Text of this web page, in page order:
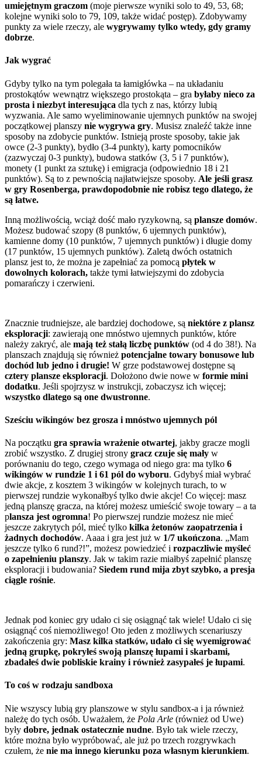
umiejętnym graczom (moje pierwsze wyniki solo to 49, 53, 68;
kolejne wyniki solo to 79, 109, także widać postęp). Zdobywamy
punkty za wiele rzeczy, ale wygrywamy tylko wtedy, gdy gramy
dobrze.
Jak wygrać
Gdyby tylko na tym polegała ta łamigłówka – na układaniu
prostokątów wewnątrz większego prostokąta – gra byłaby nieco za
prosta i niezbyt interesująca dla tych z nas, którzy lubią
wyzwania. Ale samo wyeliminowanie ujemnych punktów na swojej
początkowej planszy nie wygrywa gry. Musisz znaleźć także inne
sposoby na zdobycie punktów. Istnieją proste sposoby, takie jak
owce (2-3 punkty), bydło (3-4 punkty), karty pomocników
(zazwyczaj 0-3 punkty), budowa statków (3, 5 i 7 punktów),
monety (1 punkt za sztukę) i emigracja (odpowiednio 18 i 21
punktów). Są to z pewnością najłatwiejsze sposoby. Ale jeśli grasz
w gry Rosenberga, prawdopodobnie nie robisz tego dlatego, że
są łatwe.
Inną możliwością, wciąż dość mało ryzykowną, są plansze domów.
Możesz budować szopy (8 punktów, 6 ujemnych punktów),
kamienne domy (10 punktów, 7 ujemnych punktów) i długie domy
(17 punktów, 15 ujemnych punktów). Zaletą dwóch ostatnich
plansz jest to, że można je zapełniać za pomocą płytek w
dowolnych kolorach, także tymi łatwiejszymi do zdobycia
pomarańczy i czerwieni.
Znacznie trudniejsze, ale bardziej dochodowe, są niektóre z plansz
eksploracji: zawierają one mnóstwo ujemnych punktów, które
należy zakryć, ale mają też stałą liczbę punktów (od 4 do 38!). Na
planszach znajdują się również potencjalne towary bonusowe lub
dochód lub jedno i drugie! W grze podstawowej dostępne są
cztery plansze eksploracji. Dołożono dwie nowe w formie mini
dodatku. Jeśli spojrzysz w instrukcji, zobaczysz ich więcej;
wszystko dlatego są one dwustronne.
Sześciu wikingów bez grosza i mnóstwo ujemnych pól
Na początku gra sprawia wrażenie otwartej, jakby gracze mogli
zrobić wszystko. Z drugiej strony gracz czuje się mały w
porównaniu do tego, czego wymaga od niego gra: ma tylko 6
wikingów w rundzie 1 i 61 pól do wyboru. Gdybyś miał wybrać
dwie akcje, z kosztem 3 wikingów w kolejnych turach, to w
pierwszej rundzie wykonałbyś tylko dwie akcje! Co więcej: masz
jedną planszę gracza, na której możesz umieścić swoje towary – a ta
plansza jest ogromna! Po pierwszej rundzie możesz nie mieć
jeszcze zakrytych pól, mieć tylko kilka żetonów zaopatrzenia i
żadnych dochodów. Aaaa i gra jest już w 1/7 ukończona. „Mam
jeszcze tylko 6 rund?!”, możesz powiedzieć i rozpaczliwie myśleć
o zapełnieniu planszy. Jak w takim razie miałbyś zapełnić planszę
eksploracji i budowania? Siedem rund mija zbyt szybko, a presja
ciągle rośnie.
Jednak pod koniec gry udało ci się osiągnąć tak wiele! Udało ci się
osiągnąć coś niemożliwego! Oto jeden z możliwych scenariuszy
zakończenia gry: Masz kilka statków, udało ci się wyemigrować
jedną grupkę, pokryłeś swoją planszę łupami i skarbami,
zbadałeś dwie pobliskie krainy i również zasypałeś je łupami.
To coś w rodzaju sandboxa
Nie wszyscy lubią gry planszowe w stylu sandbox-a i ja również
należę do tych osób. Uważałem, że Pola Arle (również od Uwe)
były dobre, jednak ostatecznie nudne. Było tak wiele rzeczy,
które można było wypróbować, ale już po trzech rozgrywkach
czułem, że nie ma innego kierunku poza własnym kierunkiem.